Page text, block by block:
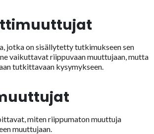
jotka on sisällytetty tutkimukseen sen
vaikuttavat riippuvaan muuttujaan, mutta
tutkittavaan kysymykseen.
miten riippumaton muuttuja
muuttujaan.